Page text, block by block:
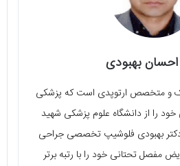
احسان بهبودی
و متخصص ارتوپدی است که پزشکی
را از دانشگاه علوم پزشکی شهید
بهبودی فلوشیپ تخصصی جراحی
مفصل تحتانی خود را با رتبه برتر